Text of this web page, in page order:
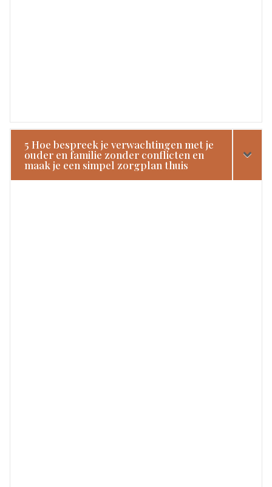
5 Hoe bespreek je verwachtingen met je
ouder en familie zonder conflicten en
maak je een simpel zorgplan thuis